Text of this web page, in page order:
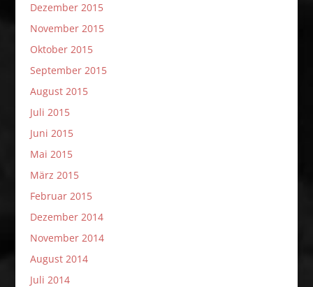
Dezember 2015
November 2015
Oktober 2015
September 2015
August 2015
Juli 2015
Juni 2015
Mai 2015
März 2015
Februar 2015
Dezember 2014
November 2014
August 2014
Juli 2014